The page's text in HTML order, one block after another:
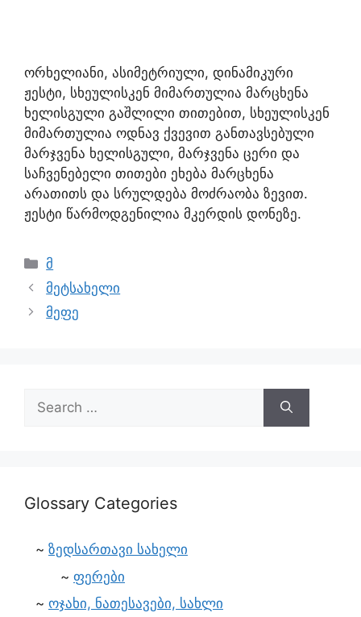
ორხელიანი, ასიმეტრიული, დინამიკური
ჟესტი, სხეულისკენ მიმართულია მარცხენა
ხელისგული გაშლილი თითებით, სხეულისკენ
მიმართულია ოდნავ ქვევით განთავსებული
მარჯვენა ხელისგული, მარჯვენა ცერი და
საჩვენებელი თითები ეხება მარცხენა
არათითს და სრულდება მოძრაობა ზევით.
ჟესტი წარმოდგენილია მკერდის დონეზე.
მ
მეტსახელი
მეფე
Glossary Categories
ზედსართავი სახელი
ფერები
ოჯახი, ნათესავები, სახლი